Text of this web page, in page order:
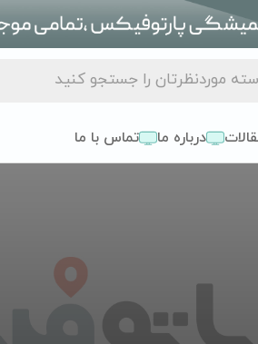
درباره ما تماس با ما